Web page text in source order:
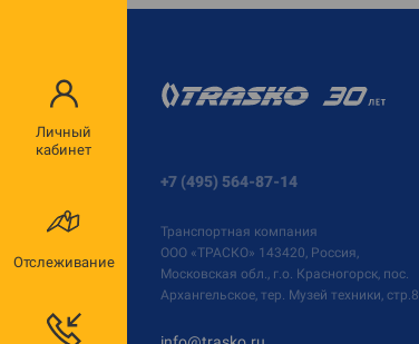
Личный
кабинет
Отслеживание
+7 (495) 564-87-14
Транспортная компания
ООО «ТРАСКО» 143420, Россия,
Московская обл., г.о. Красногорск, пос.
Архангельское, тер. Музей техники, стр.8